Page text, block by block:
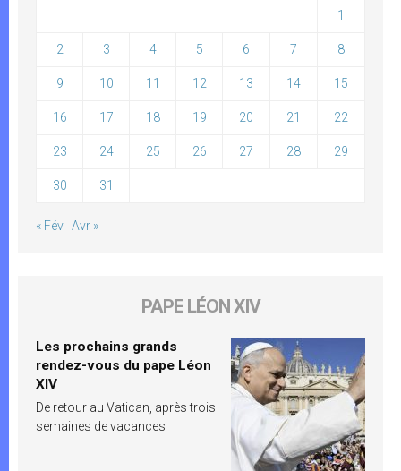
1
2 3 4 5 6 7 8
9 10 11 12 13 14 15
16 17 18 19 20 21 22
23 24 25 26 27 28 29
30 31
« Fév Avr »
PAPE LÉON XIV
Les prochains grands
rendez-vous du pape Léon
XIV
De retour au Vatican, après trois
semaines de vacances